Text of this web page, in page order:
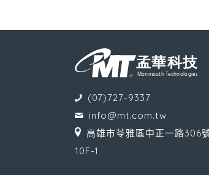
(07)727-9337
info@mt.com.tw
高雄市苓雅區中正一路306
10F-1